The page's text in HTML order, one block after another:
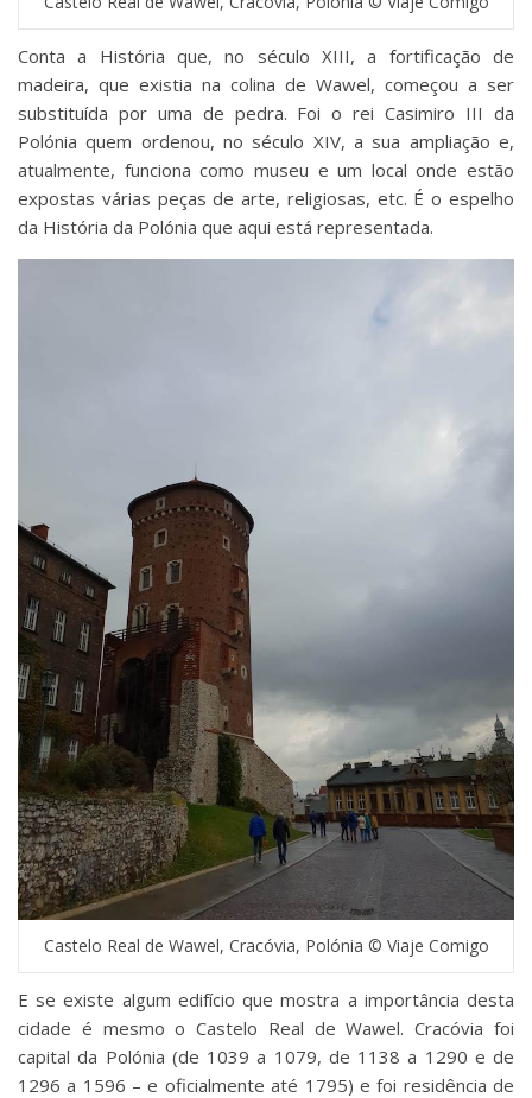
Conta a História que, no século XIII, a fortificação de
madeira, que existia na colina de Wawel, começou a ser
substituída por uma de pedra. Foi o rei Casimiro III da
Polónia quem ordenou, no século XIV, a sua ampliação e,
atualmente, funciona como museu e um local onde estão
expostas várias peças de arte, religiosas, etc. É o espelho
da História da Polónia que aqui está representada.
Castelo Real de Wawel, Cracóvia, Polónia © Viaje Comigo
E se existe algum edifício que mostra a importância desta
cidade é mesmo o Castelo Real de Wawel. Cracóvia foi
capital da Polónia (de 1039 a 1079, de 1138 a 1290 e de
1296 a 1596 – e oficialmente até 1795) e foi residência de